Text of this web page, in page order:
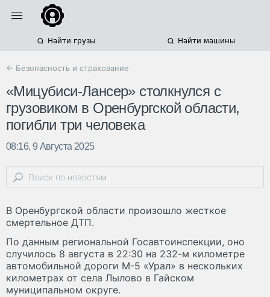
Найти грузы Найти машины
← Безопасность и страхование
«Мицубиси-Лансер» столкнулся с
грузовиком в Оренбургской области,
погибли три человека
08:16, 9 Августа 2025
В Оренбургской области произошло жесткое
смертельное ДТП.
По данным региональной Госавтоинспекции, оно
случилось 8 августа в 22:30 на 232-м километре
автомобильной дороги М-5 «Урал» в нескольких
километрах от села Лылово в Гайском
муниципальном округе.